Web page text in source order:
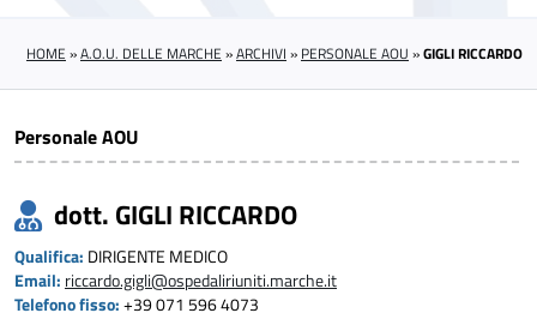
HOME »A.O.U. DELLE MARCHE »ARCHIVI » PERSONALE AOU »GIGLI RICCARDO
Personale AOU
dott. GIGLI RICCARDO
Qualifica: DIRIGENTE MEDICO
Email: riccardo.gigli@ospedaliriuniti.marche.it
Telefono fisso: +39 071 596 4073